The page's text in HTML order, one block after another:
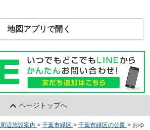
地図アプリで開く
ページトップへ
周辺施設案内 > 千葉市緑区 > 千葉市緑区の公園 > おゆ